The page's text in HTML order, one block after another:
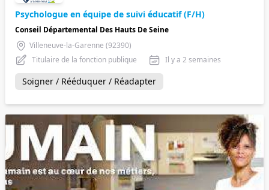
Psychologue en équipe de suivi éducatif (F/H)
Conseil Départemental Des Hauts De Seine
Villeneuve-la-Garenne (92390)
Titulaire de la fonction publique
Il y a 2 semaines
Soigner / Rééduquer / Réadapter